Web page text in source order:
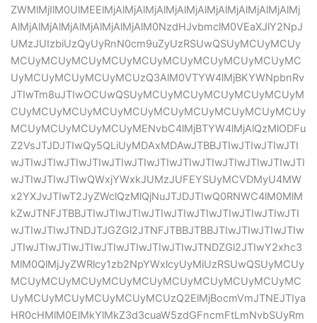
ZWMlMjIlM0UlMEElMjAlMjAlMjAlMjAlMjAlMjAlMjAlMjAlMjAlMj
AlMjAlMjAlMjAlMjAlMjAlMjAlM0NzdHJvbmclM0VEaXJlY2NpJ
UMzJUIzbiUzQyUyRnN0cm9uZyUzRSUwQSUyMCUyMCUy
MCUyMCUyMCUyMCUyMCUyMCUyMCUyMCUyMCUyMC
UyMCUyMCUyMCUyMCUzQ3AlM0VTYW4lMjBKYWNpbnRv
JTIwTm8uJTIwOCUwQSUyMCUyMCUyMCUyMCUyMCUyM
CUyMCUyMCUyMCUyMCUyMCUyMCUyMCUyMCUyMCUy
MCUyMCUyMCUyMCUyMENvbC4lMjBTYW4lMjAlQzMlODFu
Z2VsJTJDJTIwQy5QLiUyMDAxMDAwJTBBJTIwJTIwJTIwJTI
wJTIwJTIwJTIwJTIwJTIwJTIwJTIwJTIwJTIwJTIwJTIwJTIwJTI
wJTIwJTIwJTIwQWxjYWxkJUMzJUFEYSUyMCVDMyU4MW
x2YXJvJTIwT2JyZWclQzMlQjNuJTJDJTIwQ0RNWC4lM0MlM
kZwJTNFJTBBJTIwJTIwJTIwJTIwJTIwJTIwJTIwJTIwJTIwJTI
wJTIwJTIwJTNDJTJGZGl2JTNFJTBBJTBBJTIwJTIwJTIwJTIw
JTIwJTIwJTIwJTIwJTIwJTIwJTIwJTIwJTNDZGl2JTIwY2xhc3
MlM0QlMjJyZWRlcy1zb2NpYWxlcyUyMiUzRSUwQSUyMCUy
MCUyMCUyMCUyMCUyMCUyMCUyMCUyMCUyMCUyMC
UyMCUyMCUyMCUyMCUyMCUzQ2ElMjBocmVmJTNEJTIya
HR0cHMlM0ElMkYlMkZ3d3cuaW5zdGFncmFtLmNvbSUyRm